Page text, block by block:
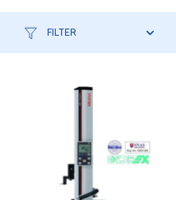
FILTER